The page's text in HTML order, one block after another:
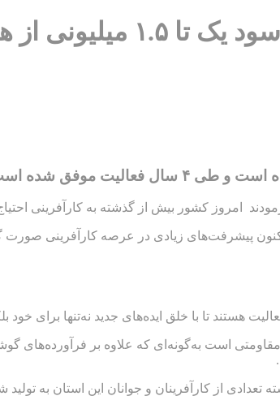
از هر شترمرغ
سال ۸۹ مطرح فرمودند؛ از آن سال تاکنون پیشرفت‌های زیادی
تا با خلق ایده‌‌های جدید نه‌تنها برای خود
است به‌گونه‌ای که علاوه بر فرآورده‌های
از کارآفرینان و جوانان این استان به تولید